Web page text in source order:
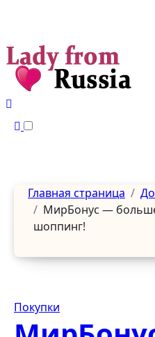
Главная страница
МирБонус —
шоппинг!
Покупки